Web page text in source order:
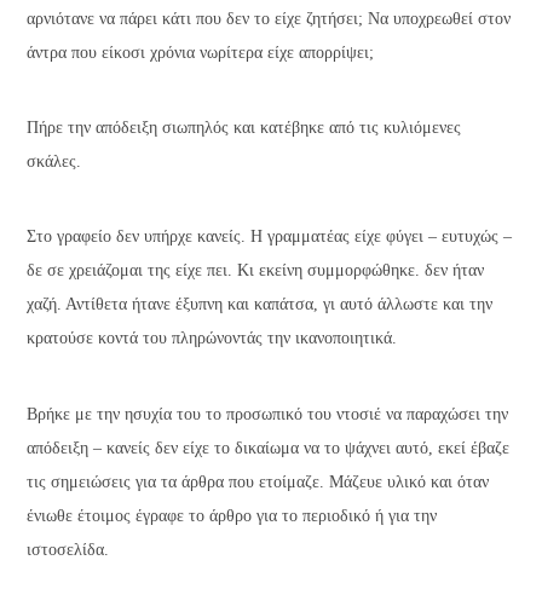
αρνιότανε να πάρει κάτι που δεν το είχε ζητήσει; Να υποχρεωθεί στον
άντρα που είκοσι χρόνια νωρίτερα είχε απορρίψει;
Πήρε την απόδειξη σιωπηλός και κατέβηκε από τις κυλιόμενες
σκάλες.
Στο γραφείο δεν υπήρχε κανείς. Η γραμματέας είχε φύγει – ευτυχώς –
δε σε χρειάζομαι της είχε πει. Κι εκείνη συμμορφώθηκε. δεν ήταν
χαζή. Αντίθετα ήτανε έξυπνη και καπάτσα, γι αυτό άλλωστε και την
κρατούσε κοντά του πληρώνοντάς την ικανοποιητικά.
Βρήκε με την ησυχία του το προσωπικό του ντοσιέ να παραχώσει την
απόδειξη – κανείς δεν είχε το δικαίωμα να το ψάχνει αυτό, εκεί έβαζε
τις σημειώσεις για τα άρθρα που ετοίμαζε. Μάζευε υλικό και όταν
ένιωθε έτοιμος έγραφε το άρθρο για το περιοδικό ή για την
ιστοσελίδα.